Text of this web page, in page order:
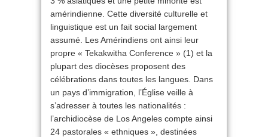
amérindienne. Cette diversité culturelle et
linguistique est un fait social largement
assumé. Les Amérindiens ont ainsi leur
propre « Tekakwitha Conference » (1) et la
plupart des diocèses proposent des
célébrations dans toutes les langues. Dans
un pays d’immigration, l’Église veille à
s’adresser à toutes les nationalités :
l’archidiocèse de Los Angeles compte ainsi
24 pastorales « ethniques », destinées